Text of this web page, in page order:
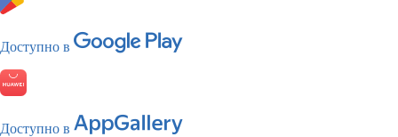
Доступно в
Доступно в